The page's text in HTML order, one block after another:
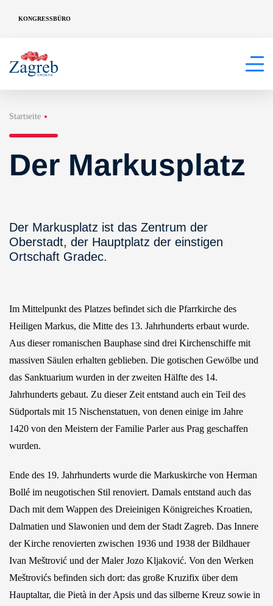
KONGRESSBÜRO
Startseite
Der Markusplatz
Der Markusplatz ist das Zentrum der
Oberstadt, der Hauptplatz der einstigen
Ortschaft Gradec.
Im Mittelpunkt des Platzes befindet sich die Pfarrkirche des
Heiligen Markus, die Mitte des 13. Jahrhunderts erbaut wurde.
Aus dieser romanischen Bauphase sind drei Kirchenschiffe mit
massiven Säulen erhalten geblieben. Die gotischen Gewölbe und
das Sanktuarium wurden in der zweiten Hälfte des 14.
Jahrhunderts gebaut. Zu dieser Zeit entstand auch ein Teil des
Südportals mit 15 Nischenstatuen, von denen einige im Jahre
1420 von den Meistern der Familie Parler aus Prag geschaffen
wurden.
Ende des 19. Jahrhunderts wurde die Markuskirche von Herman
Bollé im neugotischen Stil renoviert. Damals entstand auch das
Dach mit dem Wappen des Dreieinigen Königreiches Kroatien,
Dalmatien und Slawonien und dem der Stadt Zagreb. Das Innere
der Kirche renovierten zwischen 1936 und 1938 der Bildhauer
Ivan Meštrović und der Maler Jozo Kljaković. Von den Werken
Meštrovićs befinden sich dort: das große Kruzifix über dem
Hauptaltar, die Pietà in der Apsis und das silberne Kreuz sowie in